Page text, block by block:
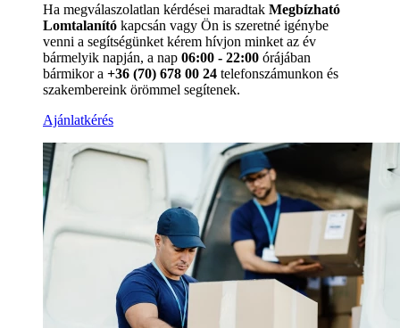
Ha megválaszolatlan kérdései maradtak Megbízható
Lomtalanító kapcsán vagy Ön is szeretné igénybe
venni a segítségünket kérem hívjon minket az év
bármelyik napján, a nap 06:00 - 22:00 órájában
bármikor a +36 (70) 678 00 24 telefonszámunkon és
szakembereink örömmel segítenek.
Ajánlatkérés